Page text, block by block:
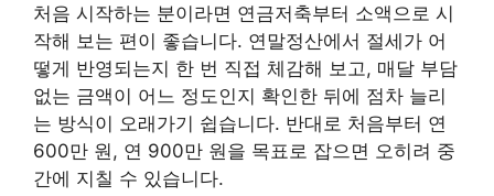
처음 시작하는 분이라면 연금저축부터 소액으로 시
작해 보는 편이 좋습니다. 연말정산에서 절세가 어
떻게 반영되는지 한 번 직접 체감해 보고, 매달 부담
없는 금액이 어느 정도인지 확인한 뒤에 점차 늘리
는 방식이 오래가기 쉽습니다. 반대로 처음부터 연
600만 원, 연 900만 원을 목표로 잡으면 오히려 중
간에 지칠 수 있습니다.